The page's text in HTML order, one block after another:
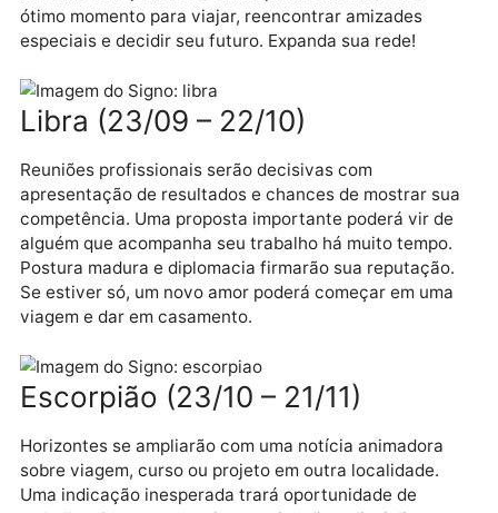
carreira. Sucesso profissional e financeiro!
Virgem (23/08- 22/09)
Conte com suporte de amigos e grupos para
um novo projeto profissional. Conversas de hoje
abrirão portas na carreira. Mudanças no ambiente
trabalho aumentarão seu prestígio e visibilidade.
Assuma seus poderes e brilhe publicamente. Será
ótimo momento para viajar, reencontrar amizades
especiais e decidir seu futuro. Expanda sua rede!
Libra (23/09 – 22/10)
Reuniões profissionais serão decisivas com
apresentação de resultados e chances de mostrar